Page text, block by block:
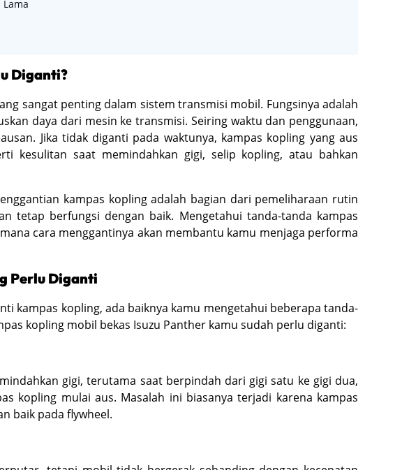
Lama
Diganti?
sangat penting dalam sistem transmisi mobil. Fungsinya adalah
daya dari mesin ke transmisi. Seiring waktu dan penggunaan,
Jika tidak diganti pada waktunya, kampas kopling yang aus
kesulitan saat memindahkan gigi, selip kopling, atau bahkan
kampas kopling adalah bagian dari pemeliharaan rutin
tetap berfungsi dengan baik. Mengetahui tanda-tanda kampas
cara menggantinya akan membantu kamu menjaga performa
Perlu Diganti
kampas kopling, ada baiknya kamu mengetahui beberapa tanda-
kopling mobil bekas Isuzu Panther kamu sudah perlu diganti:
gigi, terutama saat berpindah dari gigi satu ke gigi dua,
kopling mulai aus. Masalah ini biasanya terjadi karena kampas
baik pada flywheel.